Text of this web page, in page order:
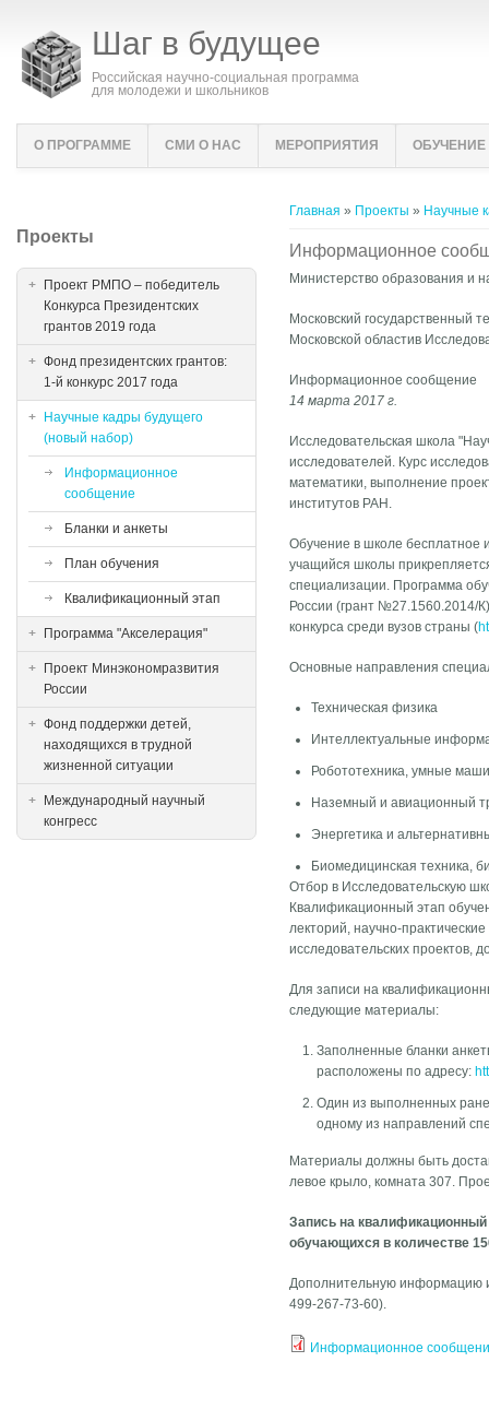
Шаг в будущее
Российская научно-социальная программа
для молодежи и школьников
О ПРОГРАММЕ СМИ О НАС МЕРОПРИЯТИЯ ОБУЧЕНИЕ
Вы здесь
Главная » Проекты » Научные
Информационное
Министерство образования и
Московский государственный
Московской областив
Информационное сообщение
14 марта 2017 г.
Исследовательская школа
исследователей. Курс
математики, выполнение
институтов РАН.
Обучение в школе бесплатное
учащийся школы
специализации. Программа
России (грант №27.1560.2014/
конкурса среди вузов страны (
Основные направления
Техническая физика
Интеллектуальные
Робототехника, умные
Наземный и авиационный
Энергетика и
Биомедицинская техника,
Отбор в Исследовательскую
Квалификационный этап
лекторий, научно-
исследовательских проектов,
Для записи на
следующие материалы:
Заполненные бланки
расположены по адресу:
Один из выполненных
одному из направлений
Материалы должны быть
левое крыло, комната 307.
Запись на квалификационный
обучающихся в количестве
Дополнительную информацию
499-267-73-60).
Информационное
Проекты
Проект РМПО – победитель
Конкурса Президентских
грантов 2019 года
Фонд президентских грантов:
1-й конкурс 2017 года
Научные кадры будущего
(новый набор)
Информационное
сообщение
Бланки и анкеты
План обучения
Квалификационный этап
Программа "Акселерация"
Проект Минэкономразвития
России
Фонд поддержки детей,
находящихся в трудной
жизненной ситуации
Международный научный
конгресс